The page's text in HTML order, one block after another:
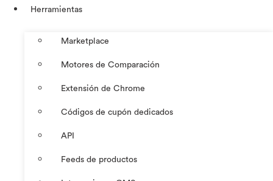
Herramientas
Marketplace
Motores de Comparación
Extensión de Chrome
Códigos de cupón dedicados
API
Feeds de productos